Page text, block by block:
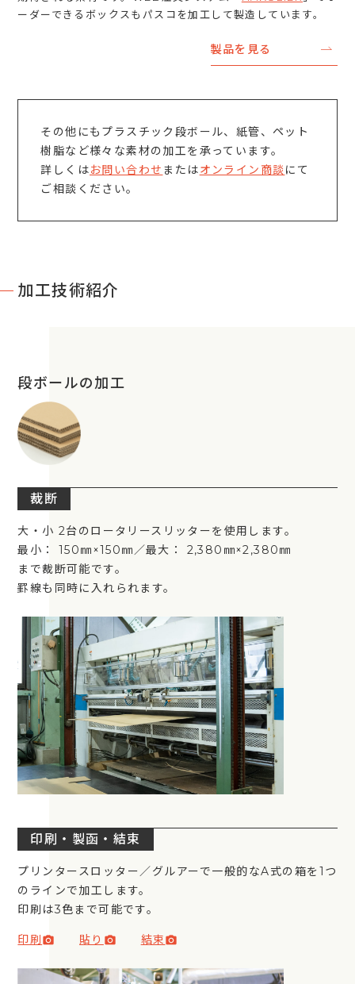
ーダーできるボックスもパスコを加工して製造しています。
製品を見る
その他にもプラスチック段ボール、紙管、ペット
樹脂など様々な素材の加工を承っています。
詳しくはお問い合わせ またはオンライン商談 にて
ご相談ください。
加工技術紹介
段ボールの加工
裁断
大・小 2台のロータリースリッターを使用します。
最小： 150㎜×150㎜／最大： 2,380㎜×2,380㎜
まで裁断可能です。
罫線も同時に入れられます。
印刷・製函・結束
プリンタースロッター／グルアーで一般的なA式の箱を1つ
のラインで加工します。
印刷は3色まで可能です。
印刷photo_camera 貼り photo_camera 結束photo_camera